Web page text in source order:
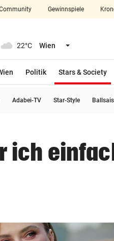
Schließen
Gewinnspiele
22°C Wien Menü
Politik Stars & Society
Adabei-TV Star-Style
ich